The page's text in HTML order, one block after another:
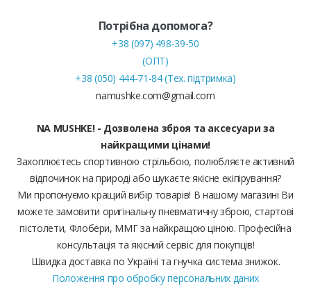
Потрібна допомога?
+38 (097) 498-39-50
(ОПТ)
+38 (050) 444-71-84 (Тех. підтримка)
namushke.com@gmail.com
NA MUSHKE! - Дозволена зброя та аксесуари за
найкращими цінами!
Захоплюєтесь спортивною стрільбою, полюбляєте активний
відпочинок на природі або шукаєте якісне екіпірування?
Ми пропонуємо кращий вибір товарів! В нашому магазині Ви
можете замовити оригінальну пневматичну зброю, стартові
пістолети, Флобери, ММГ за найкращою ціною. Професійна
консультація та якісний сервіс для покупців!
Швидка доставка по Україні та гнучка система знижок.
Положення про обробку персональних даних